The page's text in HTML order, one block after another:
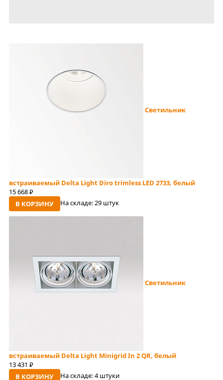
Светильник
встраиваемый Delta Light Diro trimless LED 2733, белый
15 668 руб
В КОРЗИНУ На складе:29 штук
Светильник
встраиваемый Delta Light Minigrid In 2 QR, белый
13 431 руб
В КОРЗИНУ На складе:4 штуки